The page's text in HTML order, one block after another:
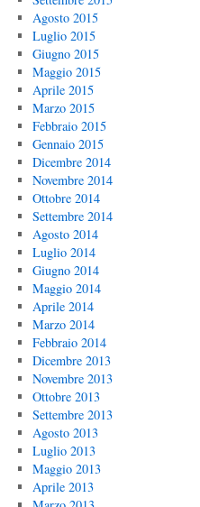
Agosto 2015
Luglio 2015
Giugno 2015
Maggio 2015
Aprile 2015
Marzo 2015
Febbraio 2015
Gennaio 2015
Dicembre 2014
Novembre 2014
Ottobre 2014
Settembre 2014
Agosto 2014
Luglio 2014
Giugno 2014
Maggio 2014
Aprile 2014
Marzo 2014
Febbraio 2014
Dicembre 2013
Novembre 2013
Ottobre 2013
Settembre 2013
Agosto 2013
Luglio 2013
Maggio 2013
Aprile 2013